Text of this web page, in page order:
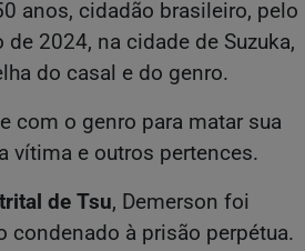
anos, cidadão brasileiro, pelo
2024, na cidade de Suzuka,
do casal e do genro.
com o genro para matar sua
vítima e outros pertences.
de Tsu, Demerson foi
à prisão perpétua.